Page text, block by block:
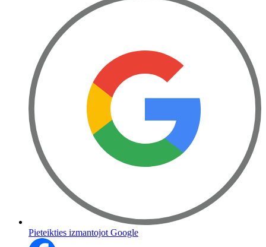
Pieteikties izmantojot Google